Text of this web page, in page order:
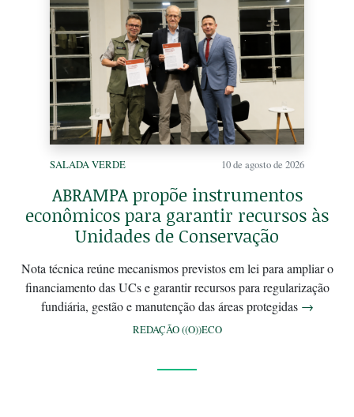
SALADA VERDE 10 de agosto de 2026
ABRAMPA propõe instrumentos
econômicos para garantir recursos às
Unidades de Conservação
Nota técnica reúne mecanismos previstos em lei para ampliar o
financiamento das UCs e garantir recursos para regularização
fundiária, gestão e manutenção das áreas protegidas →
REDAÇÃO ((O))ECO